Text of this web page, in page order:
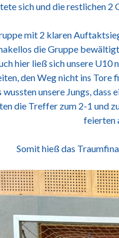
sich und die restlichen 2
mit 2 klaren
die Gruppe
hier ließ sich unsere
den Weg nicht ins Tore
unsere Jungs,
die Treffer zum 2-1 und
feierten
Somit hieß das